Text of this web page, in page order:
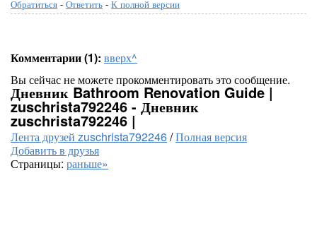
Обратиться - Ответить - К полной версии
Комментарии (1): вверх^
Вы сейчас не можете прокомментировать это сообщение.
Дневник Bathroom Renovation Guide |
zuschrista792246 - Дневник
zuschrista792246 |
Лента друзей zuschrista792246/Полная версия
Добавить в друзья
Страницы: раньше»